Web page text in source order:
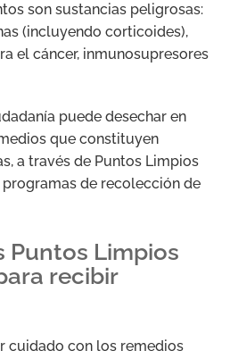
son sustancias peligrosas:
(incluyendo corticoides),
el cáncer, inmunosupresores
puede desechar en
que constituyen
a través de Puntos Limpios
de recolección de
Puntos Limpios
recibir
cuidado con los remedios